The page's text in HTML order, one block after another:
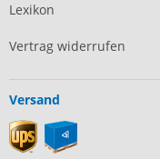
Lexikon
Vertrag widerrufen
Versand